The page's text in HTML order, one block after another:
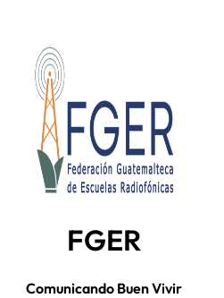
content
FGER
Comunicando Buen Vivir